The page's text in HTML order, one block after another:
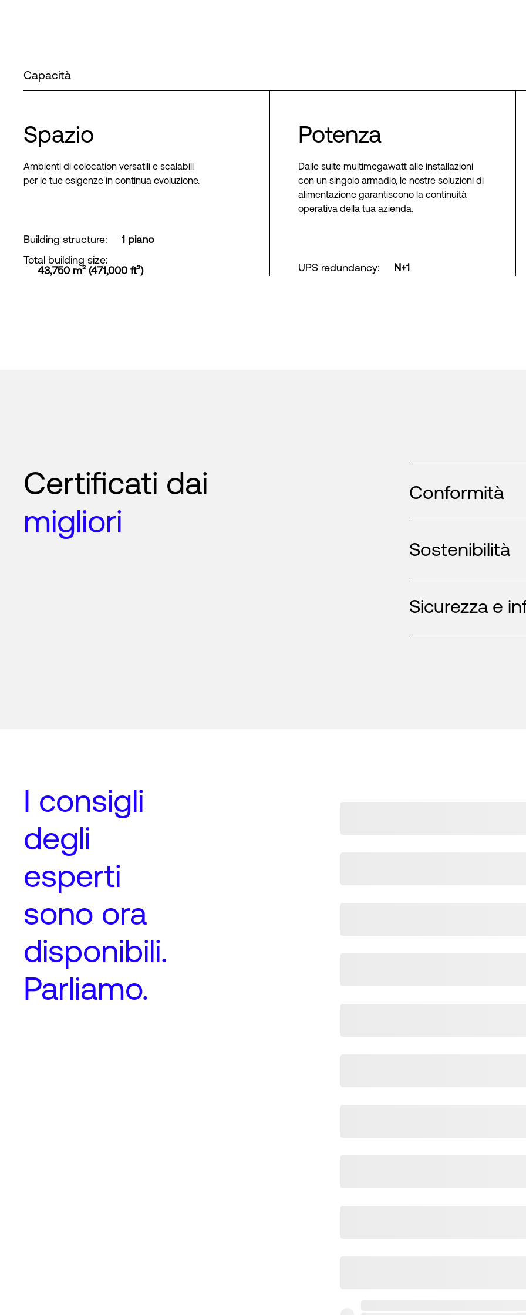
Capacità
Spazio
Ambienti di colocation versatili e scalabili
per le tue esigenze in continua evoluzione.
Building structure:
1 piano
Total building size:
43,750 m² (471,000 ft²)
Potenza
Dalle suite multimegawatt alle installazioni
con un singolo armadio, le nostre soluzioni di
alimentazione garantiscono la continuità
operativa della tua azienda.
UPS redundancy: N+1
Certificati dai
migliori
Conformità
Sostenibilità
Sicurezza e
I consigli
degli
esperti
sono ora
disponibili.
Parliamo.